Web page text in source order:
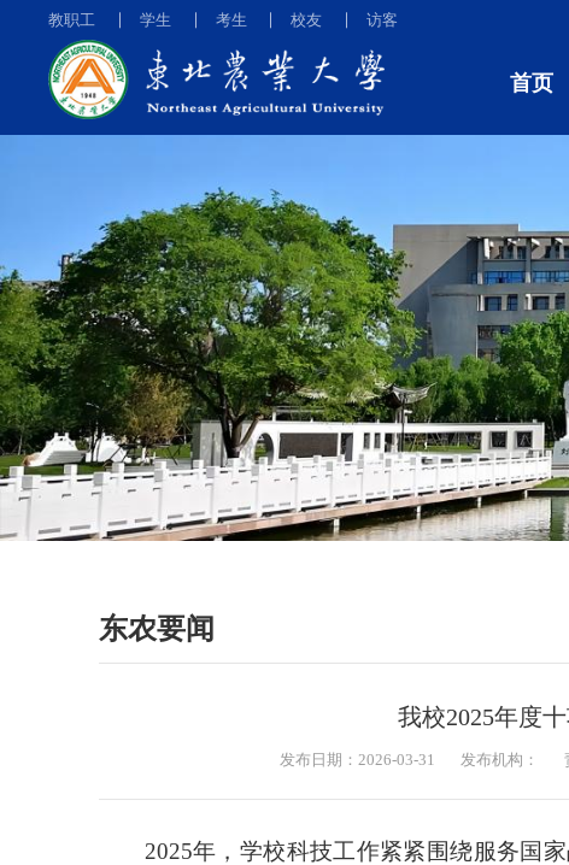
教职工 学生 考生 校友 访客
首页
东农要闻
我校2025年度
发布日期：2026-03-31 发布机构：
2025年，学校科技工作紧紧围绕服务国